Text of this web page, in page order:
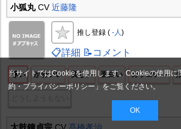
小狐丸CV近藤隆
推し登録 ( -人)
📋詳細 📝コメント
尊い かわいい 美しい 面白い カッコいい
当サイトではCookieを使用します。Cookieの使用に
約・プライバシーポリシー 」をご覧ください。
OK